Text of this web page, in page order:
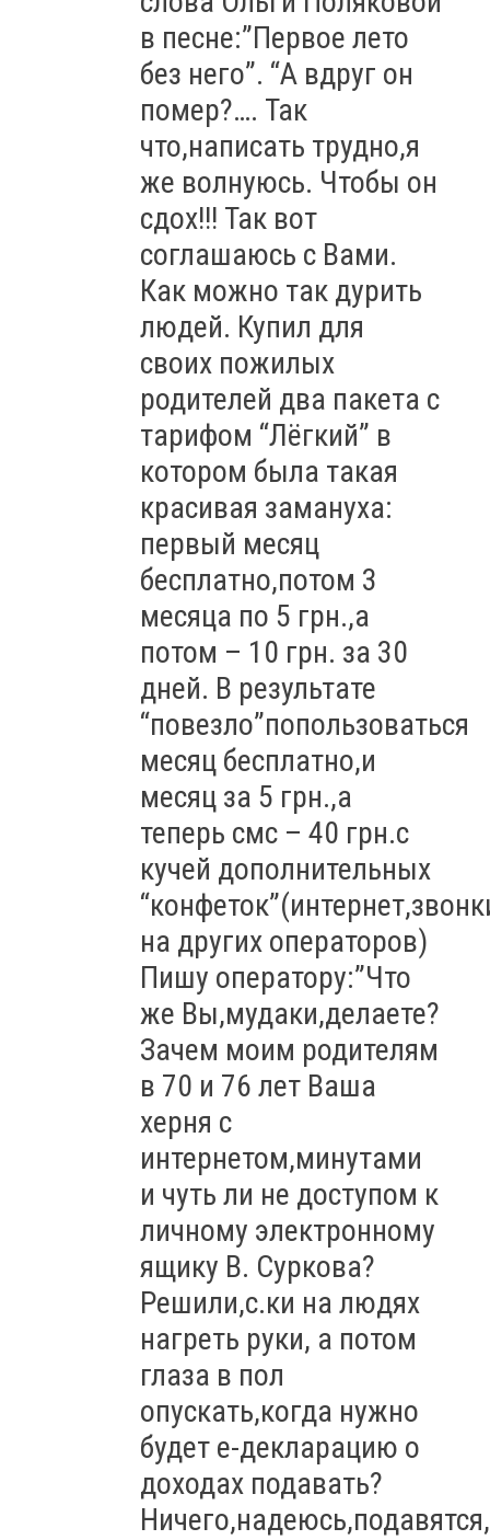
в песне:”Первое лето
без него”. “А вдруг он
помер?…. Так
что,написать трудно,я
же волнуюсь. Чтобы он
сдох!!! Так вот
соглашаюсь с Вами.
Как можно так дурить
людей. Купил для
своих пожилых
родителей два пакета с
тарифом “Лёгкий” в
котором была такая
красивая замануха:
первый месяц
бесплатно,потом 3
месяца по 5 грн.,а
потом – 10 грн. за 30
дней. В результате
“повезло”попользоваться
месяц бесплатно,и
месяц за 5 грн.,а
теперь смс – 40 грн.с
кучей дополнительных
на других операторов)
Пишу оператору:”Что
же Вы,мудаки,делаете?
Зачем моим родителям
в 70 и 76 лет Ваша
херня с
интернетом,минутами
и чуть ли не доступом к
личному электронному
ящику В. Суркова?
Решили,с.ки на людях
нагреть руки, а потом
глаза в пол
опускать,когда нужно
будет е-декларацию о
доходах подавать?